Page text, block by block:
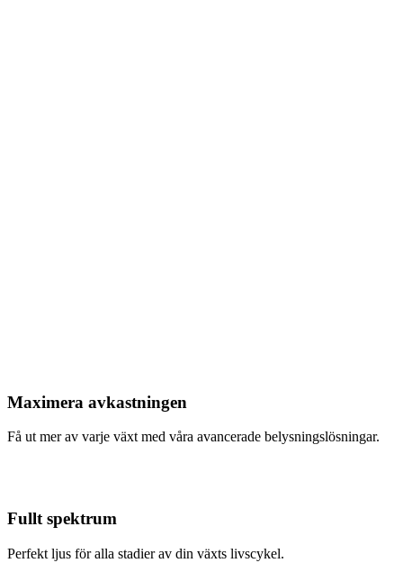
Maximera avkastningen
Få ut mer av varje växt med våra avancerade belysningslösningar.
Fullt spektrum
Perfekt ljus för alla stadier av din växts livscykel.